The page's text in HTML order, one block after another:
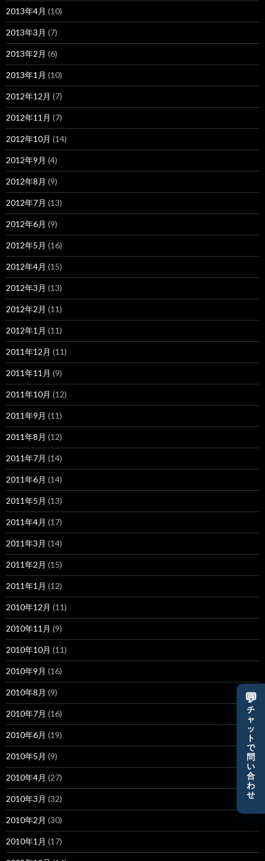
2013年4月 (10)
2013年3月 (7)
2013年2月 (6)
2013年1月 (10)
2012年12月 (7)
2012年11月 (7)
2012年10月 (14)
2012年9月 (4)
2012年8月 (9)
2012年7月 (13)
2012年6月 (9)
2012年5月 (16)
2012年4月 (15)
2012年3月 (13)
2012年2月 (11)
2012年1月 (11)
2011年12月 (11)
2011年11月 (9)
2011年10月 (12)
2011年9月 (11)
2011年8月 (12)
2011年7月 (14)
2011年6月 (14)
2011年5月 (13)
2011年4月 (17)
2011年3月 (14)
2011年2月 (15)
2011年1月 (12)
2010年12月 (11)
2010年11月 (9)
2010年10月 (11)
2010年9月 (16)
2010年8月 (9)
2010年7月 (16)
2010年6月 (19)
2010年5月 (9)
2010年4月 (27)
2010年3月 (32)
2010年2月 (30)
2010年1月 (17)
💬
チ
ャ
ッ
ト
で
問
い
合
わ
せ